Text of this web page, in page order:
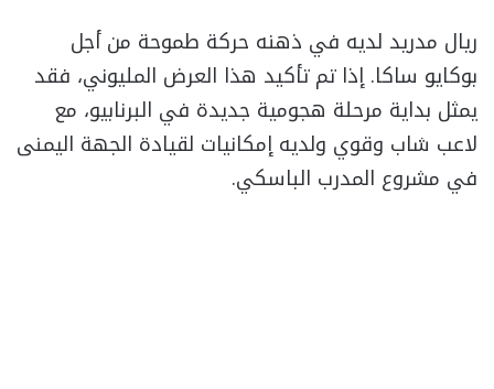
ريال مدريد لديه في ذهنه حركة طموحة من أجل
بوكايو ساكا. إذا تم تأكيد هذا العرض المليوني، فقد
يمثل بداية مرحلة هجومية جديدة في البرنابيو، مع
لاعب شاب وقوي ولديه إمكانيات لقيادة الجهة اليمنى
في مشروع المدرب الباسكي.